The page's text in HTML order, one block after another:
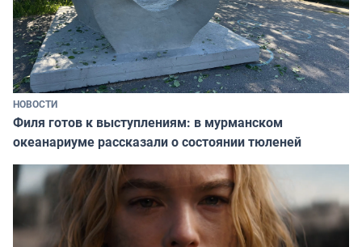
НОВОСТИ
Филя готов к выступлениям: в мурманском
океанариуме рассказали о состоянии тюленей